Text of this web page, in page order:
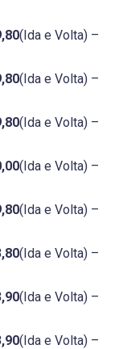
(Ida e Volta) –
(Ida e Volta) –
(Ida e Volta) –
(Ida e Volta) –
(Ida e Volta) –
(Ida e Volta) –
(Ida e Volta) –
(Ida e Volta) –